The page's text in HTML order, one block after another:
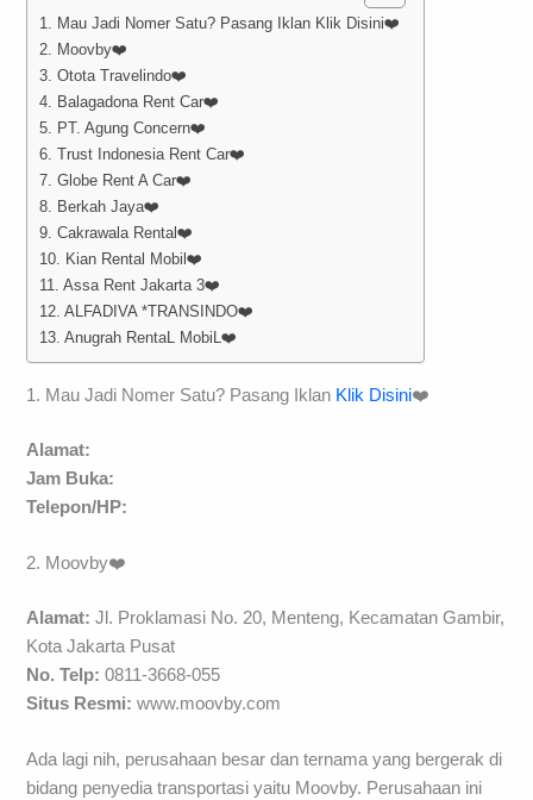
1. Mau Jadi Nomer Satu? Pasang Iklan Klik Disini❤️
2. Moovby❤️
3. Otota Travelindo❤️
4. Balagadona Rent Car❤️
5. PT. Agung Concern❤️
6. Trust Indonesia Rent Car❤️
7. Globe Rent A Car❤️
8. Berkah Jaya❤️
9. Cakrawala Rental❤️
10. Kian Rental Mobil❤️
11. Assa Rent Jakarta 3❤️
12. ALFADIVA *TRANSINDO❤️
13. Anugrah RentaL MobiL❤️
1. Mau Jadi Nomer Satu? Pasang Iklan Klik Disini❤️
Alamat:
Jam Buka:
Telepon/HP:
2. Moovby❤️
Alamat:Jl. Proklamasi No. 20, Menteng, Kecamatan Gambir,
Kota Jakarta Pusat
No. Telp:0811-3668-055
Situs Resmi:www.moovby.com
Ada lagi nih, perusahaan besar dan ternama yang bergerak di
bidang penyedia transportasi yaitu Moovby. Perusahaan ini